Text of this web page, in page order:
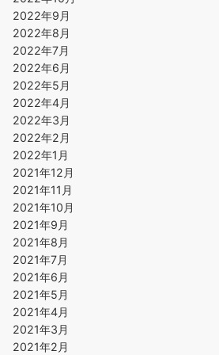
2022年9月
2022年8月
2022年7月
2022年6月
2022年5月
2022年4月
2022年3月
2022年2月
2022年1月
2021年12月
2021年11月
2021年10月
2021年9月
2021年8月
2021年7月
2021年6月
2021年5月
2021年4月
2021年3月
2021年2月